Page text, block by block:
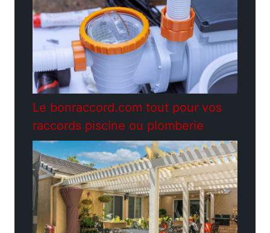
Le bonraccord.com tout pour vos
raccords piscine ou plomberie